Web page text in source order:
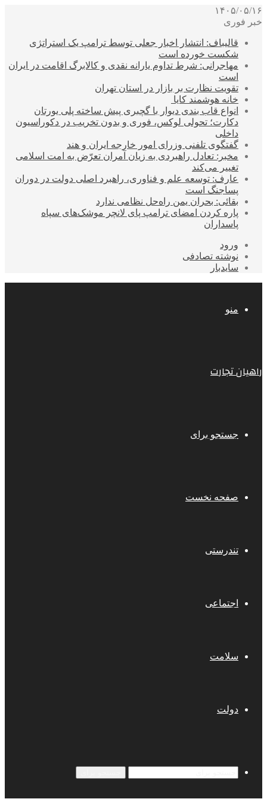
۱۴۰۵/۰۵/۱۶
خبر فوری
قالیباف: انتشار اخبار جعلی توسط ترامپ یک استراتژی
شکست خورده است
مهاجرانی: شرط تداوم یارانه نقدی و کالابرگ اقامت در ایران
است
تقویت نظارت بر بازار در استان تهران
خانه هوشمند کایا
انواع قاب بندی دیوار با گچبری پیش ساخته پلی یورتان
دکارت؛ تحولی لوکس، فوری و بدون تخریب در دکوراسیون
داخلی
گفتگوی تلفنی وزرای امور خارجه ایران و هند
مخبر: تعادل راهبردی به زیان آمران تعرّض به امت اسلامی
تغییر می‌کند
عارف: توسعه علم و فناوری، راهبرد اصلی دولت در دوران
پساجنگ است
بقائی: بحران یمن راه‌حل نظامی ندارد
پاره کردن امضای ترامپ پای لانچر موشک‌های سپاه
پاسداران
ورود
نوشته تصادفی
سایدبار
منو
راهیان تجارت
جستجو برای
صفحه نخست
تندرستی
اجتماعی
سلامت
دولت